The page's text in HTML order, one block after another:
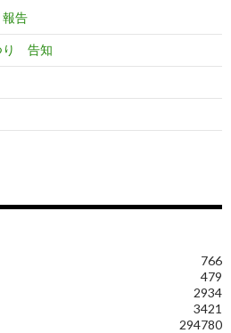
報告
り 告知
766
479
2934
3421
294780